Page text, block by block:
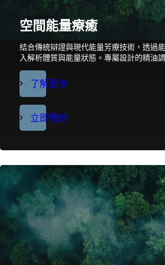
空間能量療癒
結合傳統辯證與現代能量芳療技術，透過
入解析體質與能量狀態。專屬設計的精油
了解更多
立即預約